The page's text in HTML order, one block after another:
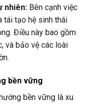
nhiên:Bên cạnh việc
tái tạo hệ sinh thái
Điều này bao gồm
và bảo vệ các loài
bền vững
bền vững là xu